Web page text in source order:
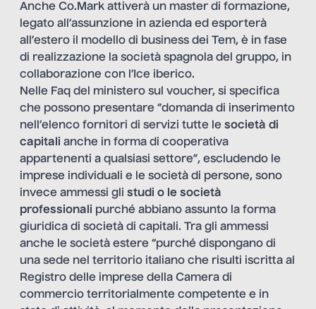
Anche Co.Mark attiverà un master di formazione,
legato all’assunzione in azienda ed esporterà
all’estero il modello di business dei Tem, è in fase
di realizzazione la società spagnola del gruppo, in
collaborazione con l’Ice iberico.
Nelle Faq del ministero sul voucher, si specifica
che possono presentare “domanda di inserimento
nell’elenco fornitori di servizi tutte le società di
capitali anche in forma di cooperativa
appartenenti a qualsiasi settore”, escludendo le
imprese individuali e le società di persone, sono
invece ammessi gli studi o le società
professionali purché abbiano assunto la forma
giuridica di società di capitali. Tra gli ammessi
anche le società estere “purché dispongano di
una sede nel territorio italiano che risulti iscritta al
Registro delle imprese della Camera di
commercio territorialmente competente e in